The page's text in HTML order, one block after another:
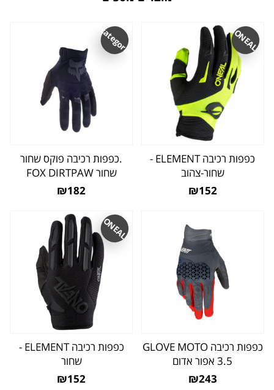
ONEAL
כפפות רכיבה ELEMENT -
שחור-צהוב
₪152
Uncategorized
.כפפות רכיבה פוקס שחור
שחור FOX DIRTPAW
₪182
כפפות רכיבה GLOVE MOTO
3.5 אפור אדום
₪243
ONEAL
כפפות רכיבה ELEMENT -
שחור
₪152